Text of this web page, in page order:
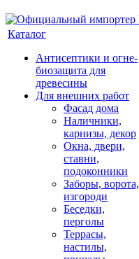
Каталог
Антисептики и огне-
биозащита для
древесины
Для внешних работ
Фасад дома
Наличники,
карнизы, декор
Окна, двери,
ставни,
подоконники
Заборы, ворота,
изгороди
Беседки,
перголы
Террасы,
настилы,